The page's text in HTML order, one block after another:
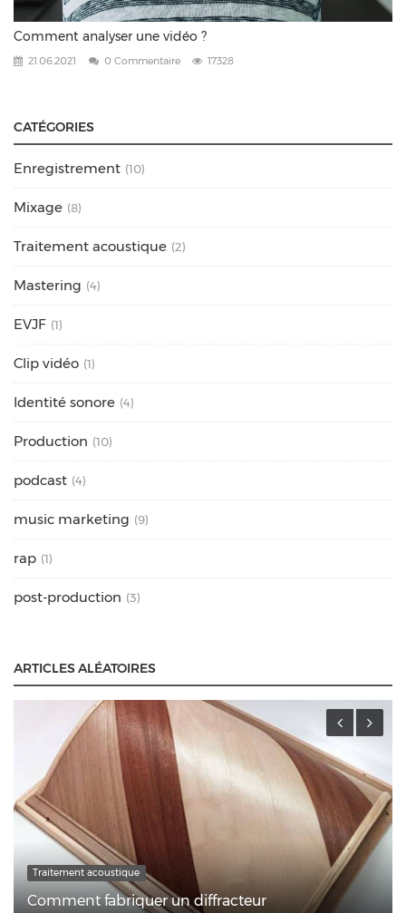
Comment analyser une vidéo ?
21.06.2021 0 Commentaire 17328
CATÉGORIES
Enregistrement (10)
Mixage (8)
Traitement acoustique (2)
Mastering (4)
EVJF (1)
Clip vidéo (1)
Identité sonore (4)
Production (10)
podcast (4)
music marketing (9)
rap (1)
post-production (3)
ARTICLES ALÉATOIRES
Traitement acoustique
Comment fabriquer un diffracteur